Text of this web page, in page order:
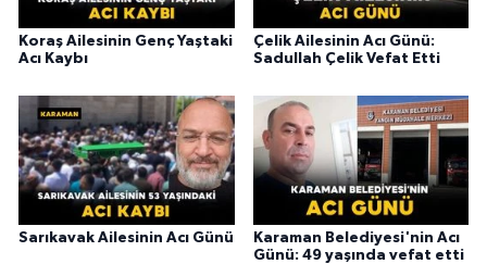
Koraş Ailesinin Genç Yaştaki
Acı Kaybı
Çelik Ailesinin Acı Günü:
Sadullah Çelik Vefat Etti
Sarıkavak Ailesinin Acı Günü
Karaman Belediyesi'nin Acı
Günü: 49 yaşında vefat etti